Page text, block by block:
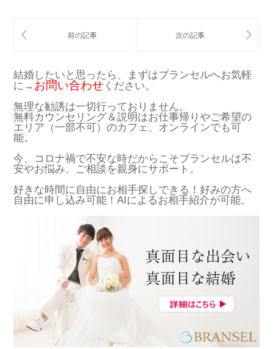
結婚したいと思ったら、まずはブランセルへお気軽
に→ お問い合わせ ください。
無理な勧誘は一切行っておりません。
無料カウンセリング＆説明はお仕事帰りやご希望の
エリア（一部不可）のカフェ、オンラインでも可
能。
今、コロナ禍で不安な時だからこそブランセルは不
安やお悩み、ご相談を親身にサポート。
好きな時間に自由にお相手探しできる！好みの方へ
自由に申し込み可能！AIによるお相手紹介が可能。